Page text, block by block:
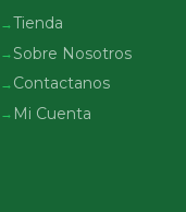
Tienda
Sobre Nosotros
Contactanos
Mi Cuenta